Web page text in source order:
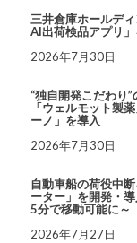
三井倉庫ホールデ
AI出荷検品アプリ
2026年7月30日
“独自開発こだわり
「ウェルモット製
ーノ」を導入
2026年7月30日
自動車船の荷役中
ーター」を開発・
5分で移動可能に～
2026年7月27日